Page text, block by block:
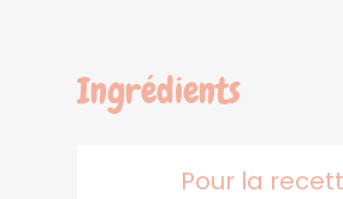
Ingrédients
Pour la